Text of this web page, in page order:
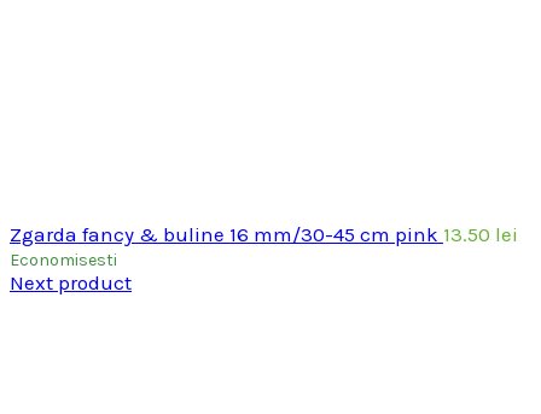
Zgarda fancy & buline 16 mm/30-45 cm pink 13.50 lei
Economisesti
Next product